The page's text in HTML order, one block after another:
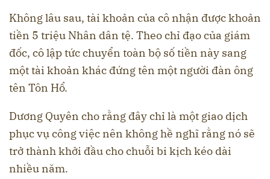
Không lâu sau, tài khoản của cô nhận được khoản
tiền 5 triệu Nhân dân tệ. Theo chỉ đạo của giám
đốc, cô lập tức chuyển toàn bộ số tiền này sang
một tài khoản khác đứng tên một người đàn ông
tên Tôn Hổ.
Dương Quyên cho rằng đây chỉ là một giao dịch
phục vụ công việc nên không hề nghĩ rằng nó sẽ
trở thành khởi đầu cho chuỗi bi kịch kéo dài
nhiều năm.